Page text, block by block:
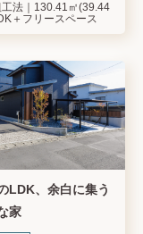
法
130.41㎡(39.44
＋フリースペース
LDK、余白に集う
家